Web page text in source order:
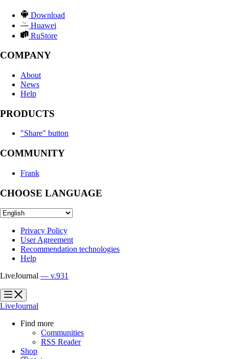
Download
Huawei
RuStore
COMPANY
About
News
Help
PRODUCTS
"Share" button
COMMUNITY
Frank
CHOOSE LANGUAGE
Privacy Policy
User Agreement
Recommendation technologies
Help
LiveJournal — v.931
?
?
LiveJournal
Find more
Communities
RSS Reader
Shop